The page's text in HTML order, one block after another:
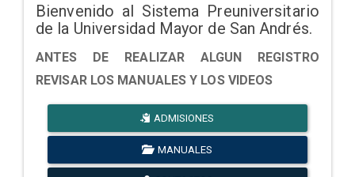
Bienvenido al Sistema Preuniversitario
de la Universidad Mayor de San Andrés.
ANTES DE REALIZAR ALGUN REGISTRO
REVISAR LOS MANUALES Y LOS VIDEOS
ADMISIONES
MANUALES